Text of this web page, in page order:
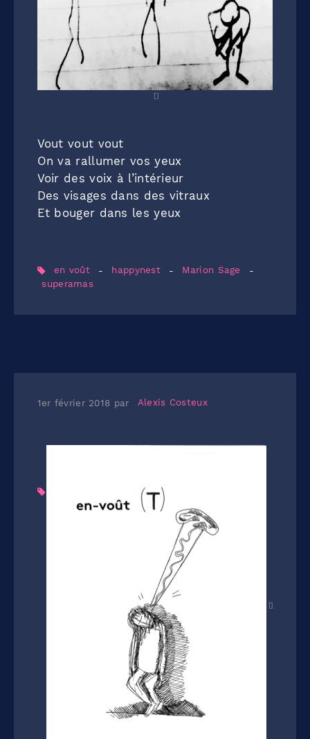
Vout vout vout
On va rallumer vos yeux
Voir des voix à l’intérieur
Des visages dans des vitraux
Et bouger dans les yeux
en voût - happynest - Marion Sage
-
superamas
1er février 2018 par Alexis Costeux